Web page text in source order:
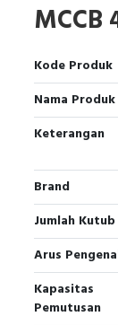
MCCB
Kode Produk
Nama Produk
Keterangan
Brand
Jumlah Kutub
Arus
Kapasitas
Pemutusan